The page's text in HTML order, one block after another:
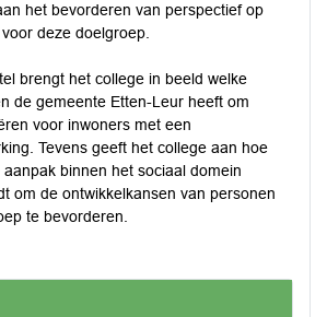
het bevorderen van perspectief op
deze doelgroep.
brengt het college in beeld welke
de gemeente Etten-Leur heeft om
voor inwoners met een
Tevens geeft het college aan hoe
binnen het sociaal domein
om de ontwikkelkansen van personen
te bevorderen.